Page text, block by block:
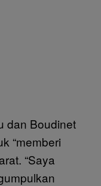
dan Boudinet
“memberi
“Saya